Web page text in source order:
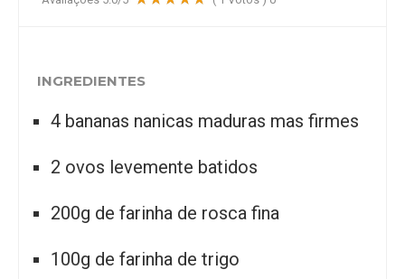
INGREDIENTES
4 bananas nanicas maduras mas firmes
2 ovos levemente batidos
200g de farinha de rosca fina
100g de farinha de trigo